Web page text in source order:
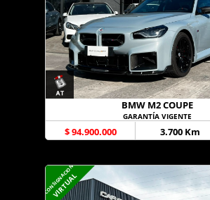
BMW M2 COUPE
GARANTÍA VIGENTE
$ 94.900.000 3.700 Km
CONSIGNACION
VIRTUAL